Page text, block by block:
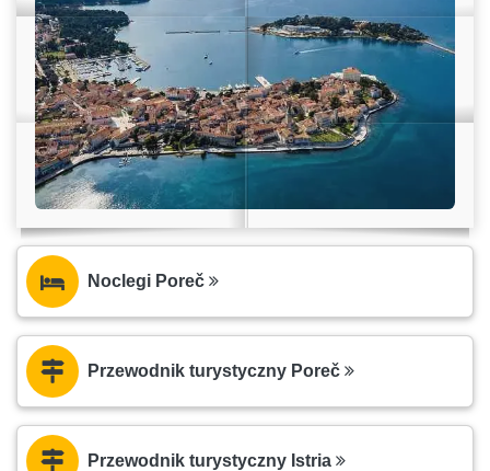
Noclegi Poreč
Przewodnik turystyczny Poreč
Przewodnik turystyczny Istria